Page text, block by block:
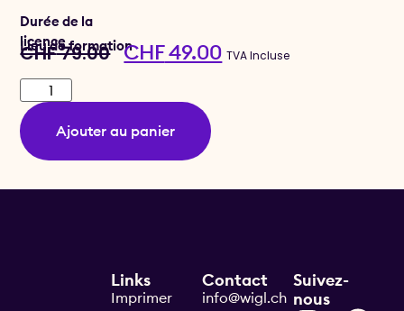
Durée de la
licence
Lieu de formation
CHF79.00 CHF49.00 TVA Incluse
Ajouter au panier
Contact
info@wigl.ch
Links
Imprimer
Suivez-
nous